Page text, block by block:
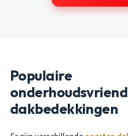
Populaire
dakbedekkingen